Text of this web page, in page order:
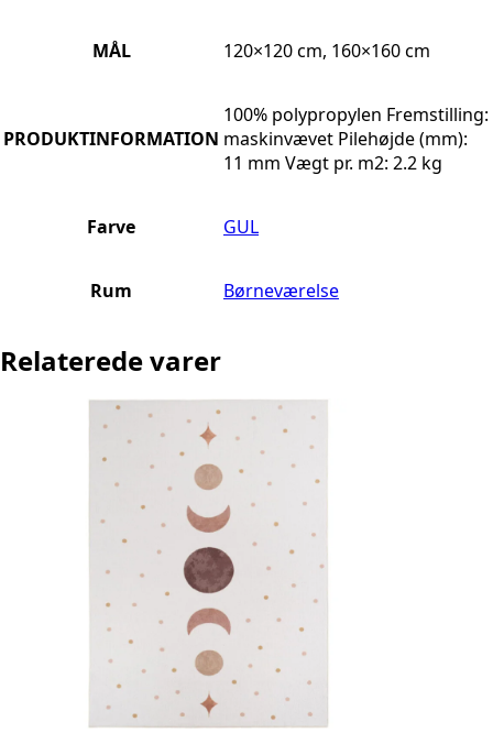
MÅL 120×120 cm, 160×160 cm
PRODUKTINFORMATION
100% polypropylen Fremstilling:
maskinvævet Pilehøjde (mm):
11 mm Vægt pr. m2: 2.2 kg
Farve GUL
Rum Børneværelse
Relaterede varer